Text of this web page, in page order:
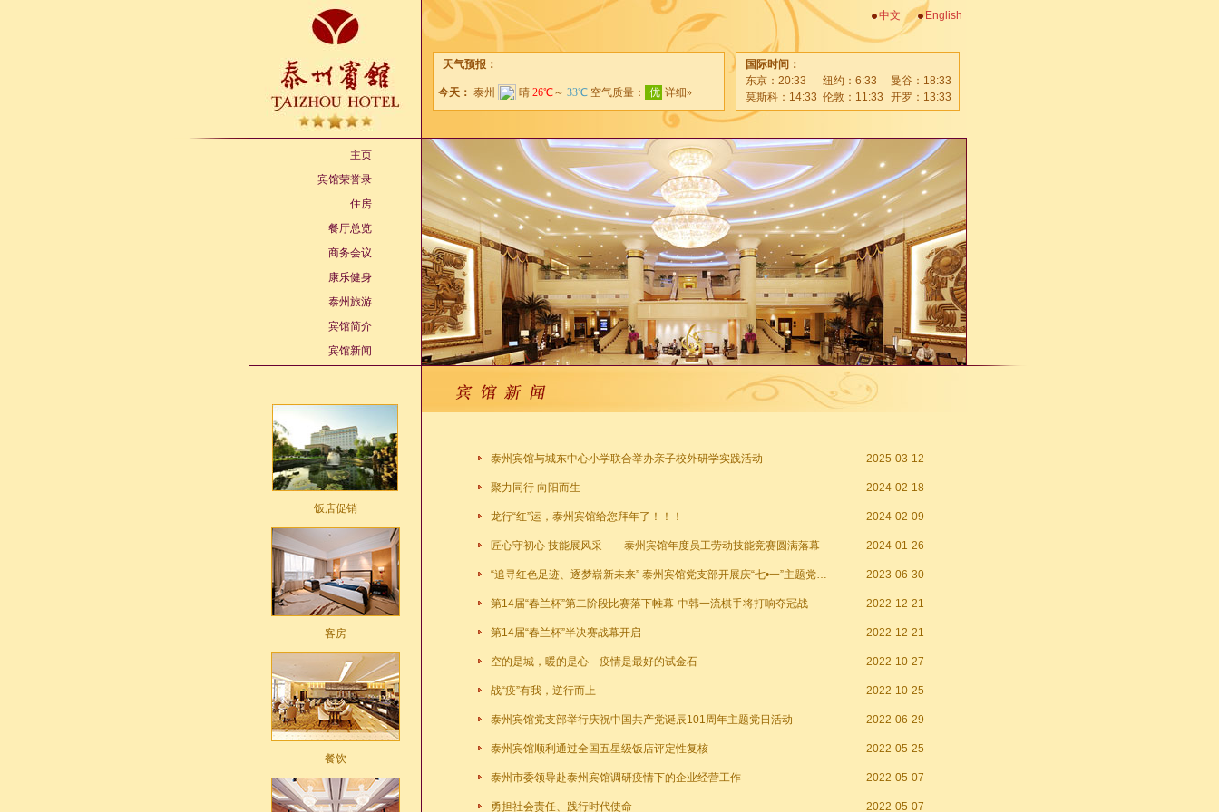
中文 English
天气预报：
国际时间：
东京： 20:33 纽约： 6:33 曼谷： 18:33
莫斯科： 14:33 伦敦： 11:33 开罗： 13:33
主页
宾馆荣誉录
住房
餐厅总览
商务会议
康乐健身
泰州旅游
宾馆简介
宾馆新闻
饭店促销
客房
餐饮
泰州宾馆与城东中心小学联合举办亲子校外研学实践活动 2025-03-12
聚力同行 向阳而生 2024-02-18
龙行“红”运，泰州宾馆给您拜年了！！！ 2024-02-09
匠心守初心 技能展风采——泰州宾馆年度员工劳动技能竞赛圆满落幕 2024-01-26
“追寻红色足迹、逐梦崭新未来” 泰州宾馆党支部开展庆“七•一”主题党日活动 2023-06-30
第14届“春兰杯”第二阶段比赛落下帷幕-中韩一流棋手将打响夺冠战 2022-12-21
第14届“春兰杯”半决赛战幕开启 2022-12-21
空的是城，暖的是心---疫情是最好的试金石 2022-10-27
战“疫”有我，逆行而上 2022-10-25
泰州宾馆党支部举行庆祝中国共产党诞辰101周年主题党日活动 2022-06-29
泰州宾馆顺利通过全国五星级饭店评定性复核 2022-05-25
泰州市委领导赴泰州宾馆调研疫情下的企业经营工作 2022-05-07
勇担社会责任、践行时代使命 2022-05-07